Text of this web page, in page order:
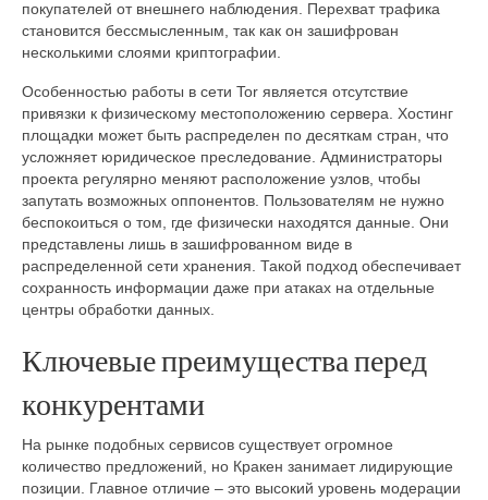
покупателей от внешнего наблюдения. Перехват трафика
становится бессмысленным, так как он зашифрован
несколькими слоями криптографии.
Особенностью работы в сети Tor является отсутствие
привязки к физическому местоположению сервера. Хостинг
площадки может быть распределен по десяткам стран, что
усложняет юридическое преследование. Администраторы
проекта регулярно меняют расположение узлов, чтобы
запутать возможных оппонентов. Пользователям не нужно
беспокоиться о том, где физически находятся данные. Они
представлены лишь в зашифрованном виде в
распределенной сети хранения. Такой подход обеспечивает
сохранность информации даже при атаках на отдельные
центры обработки данных.
Ключевые преимущества перед
конкурентами
На рынке подобных сервисов существует огромное
количество предложений, но Кракен занимает лидирующие
позиции. Главное отличие – это высокий уровень модерации